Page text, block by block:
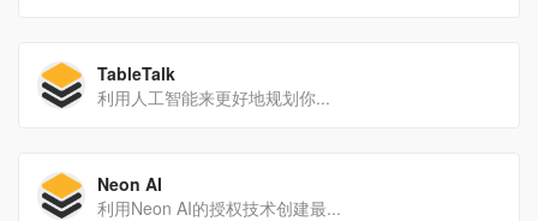
TableTalk
利用人工智能来更好地规划你...
Neon AI
利用Neon AI的授权技术创建最...